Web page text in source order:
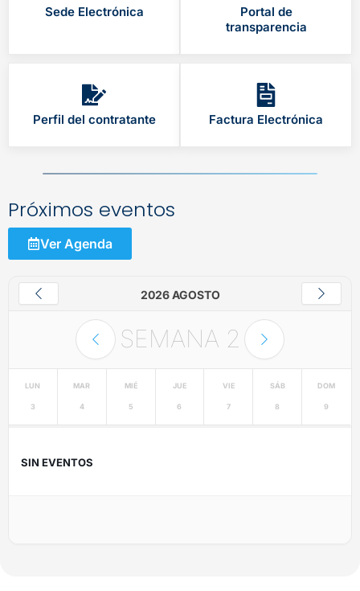
Sede Electrónica
Portal de
transparencia
Perfil del contratante Factura Electrónica
Próximos eventos
Ver Agenda
2026 AGOSTO
SEMANA 2
LUN
3
MAR
4
MIÉ
5
JUE
6
VIE
7
SÁB
8
DOM
9
SIN EVENTOS